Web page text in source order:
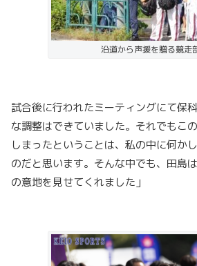
沿道から声援を贈る競走
試合後に行われたミーティングにて保
な調整はできていました。それでもこ
しまったということは、私の中に何か
のだと思います。そんな中でも、田島
の意地を見せてくれました」